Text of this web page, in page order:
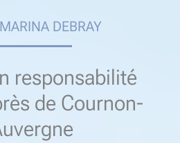
DEBRAY
responsabilité
de Cournon-